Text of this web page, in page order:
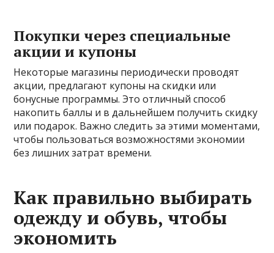
Покупки через специальные
акции и купоны
Некоторые магазины периодически проводят
акции, предлагают купоны на скидки или
бонусные программы. Это отличный способ
накопить баллы и в дальнейшем получить скидку
или подарок. Важно следить за этими моментами,
чтобы пользоваться возможностями экономии
без лишних затрат времени.
Как правильно выбирать
одежду и обувь, чтобы
экономить